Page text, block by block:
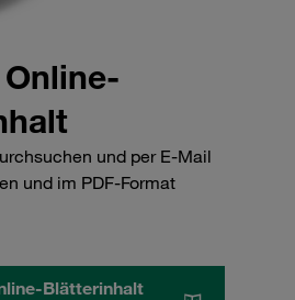
Online-
und per E-Mail
und im PDF-Format
Blätterinhalt